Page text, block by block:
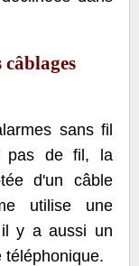
sans fil
pas de fil, la
d'un câble
utilise une
il y a aussi un
téléphonique.